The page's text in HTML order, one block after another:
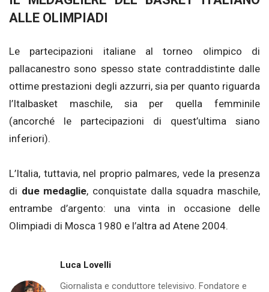
ALLE OLIMPIADI
Le partecipazioni italiane al torneo olimpico di
pallacanestro sono spesso state contraddistinte dalle
ottime prestazioni degli azzurri, sia per quanto riguarda
l’Italbasket maschile, sia per quella femminile
(ancorché le partecipazioni di quest’ultima siano
inferiori).
L’Italia, tuttavia, nel proprio palmares, vede la presenza
di due medaglie, conquistate dalla squadra maschile,
entrambe d’argento: una vinta in occasione delle
Olimpiadi di Mosca 1980 e l’altra ad Atene 2004.
Luca Lovelli
Giornalista e conduttore televisivo. Fondatore e